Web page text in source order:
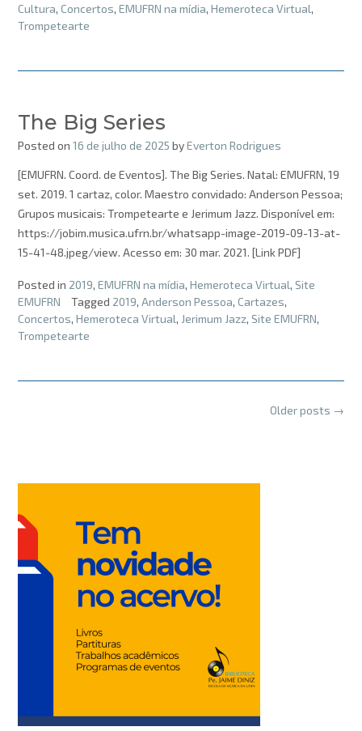
Cultura, Concertos, EMUFRN na mídia, Hemeroteca Virtual,
Trompetearte
The Big Series
Posted on 16 de julho de 2025 byEverton Rodrigues
[EMUFRN. Coord. de Eventos]. The Big Series. Natal: EMUFRN, 19
set. 2019. 1 cartaz, color. Maestro convidado: Anderson Pessoa;
Grupos musicais: Trompetearte e Jerimum Jazz. Disponível em:
https://jobim.musica.ufrn.br/whatsapp-image-2019-09-13-at-
15-41-48.jpeg/view. Acesso em: 30 mar. 2021. [Link PDF]
Posted in 2019, EMUFRN na mídia, Hemeroteca Virtual, Site
EMUFRN
Tagged 2019, Anderson Pessoa, Cartazes,
Concertos, Hemeroteca Virtual, Jerimum Jazz, Site EMUFRN,
Trompetearte
Older posts →